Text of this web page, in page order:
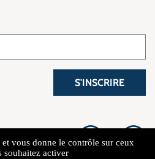
S'INSCRIRE
vous donne le contrôle sur ceux
souhaitez activer